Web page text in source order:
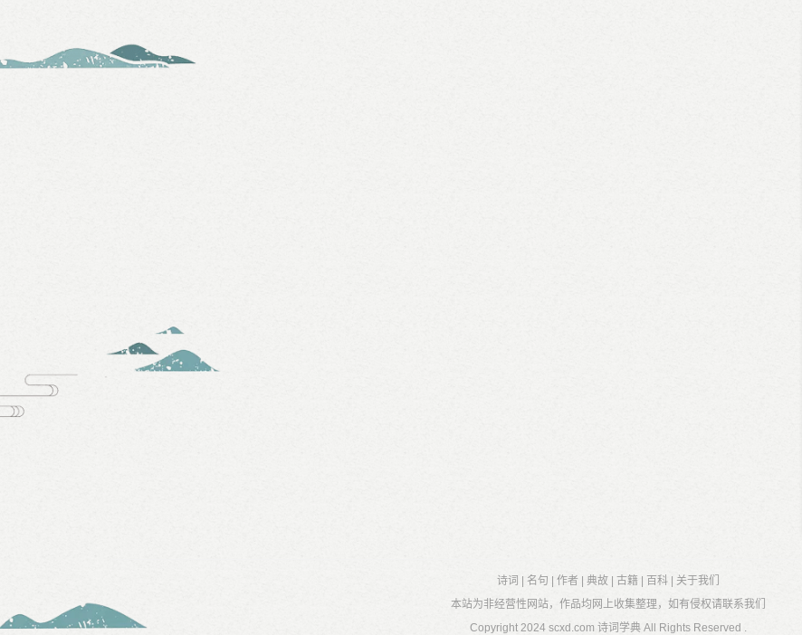
诗词 名句 作者 典故 古籍 百科
关于我们
本站为非经营性网站，作品均网上收集整理，如有侵权请联系我们
Copyright 2024 scxd.com 诗词学典 All Rights Reserved .